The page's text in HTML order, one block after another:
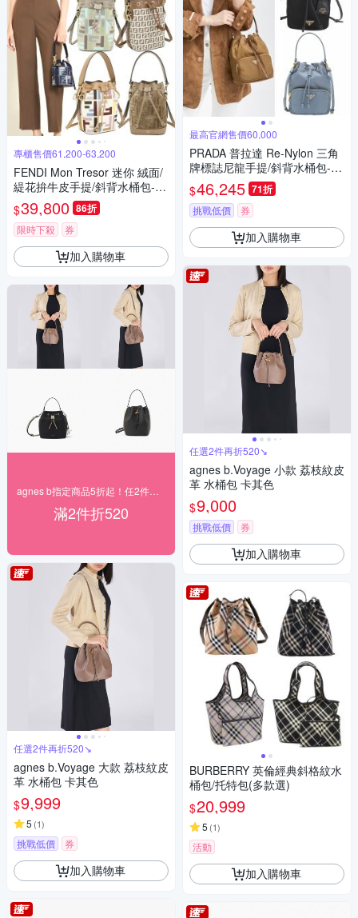
專櫃售價61,200-63,200
FENDI Mon Tresor 迷你 絨面/
緹花拚牛皮手提/斜背水桶包-多
款可選
$39,800 86折
限時下殺 券
加入購物車
滿2件折520
任選2件再折520↘
agnes b.Voyage 大款 荔枝紋皮
革 水桶包 卡其色
$9,999
5 (1)
挑戰低價 券
加入購物車
最高官網售價60,000
PRADA 普拉達 Re-Nylon 三角
牌標誌尼龍手提/斜背水桶包-多
款可選
$46,245 71折
挑戰低價 券
加入購物車
任選2件再折520↘
agnes b.Voyage 小款 荔枝紋皮
革 水桶包 卡其色
$9,000
挑戰低價 券
加入購物車
BURBERRY 英倫經典斜格紋水
桶包/托特包(多款選)
$20,999
5 (1)
活動
加入購物車